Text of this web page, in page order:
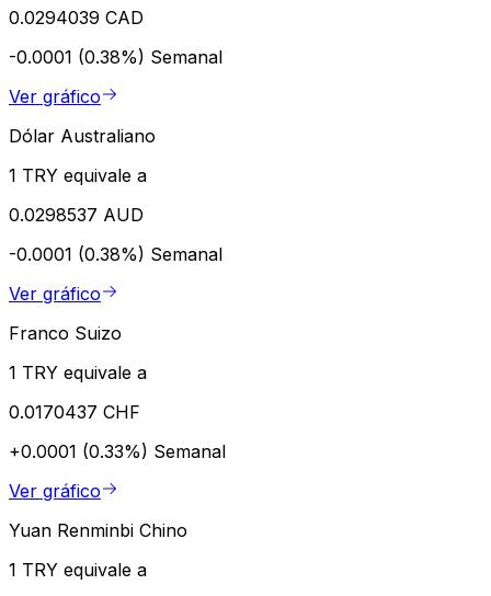
0.0294039 CAD
-0.0001 (0.38%) Semanal
Ver gráfico
Dólar Australiano
1 TRY equivale a
0.0298537 AUD
-0.0001 (0.38%) Semanal
Ver gráfico
Franco Suizo
1 TRY equivale a
0.0170437 CHF
+0.0001 (0.33%) Semanal
Ver gráfico
Yuan Renminbi Chino
1 TRY equivale a